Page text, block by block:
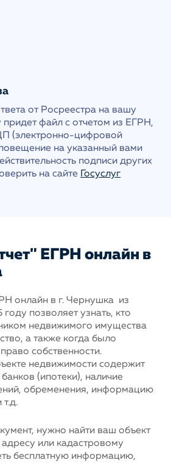
от Росреестра на вашу
придет файл с отчетом из ЕГРН,
(электронно-цифровой
на указанный вами
подписи других
на сайте
Госуслуг
ЕГРН онлайн в
онлайн в г. Чернушка из
позволяет узнать, кто
недвижимого имущества
а также когда было
собственности.
недвижимости содержит
(ипотеки), наличие
обременения, информацию
нужно найти ваш объект
адресу или кадастровому
бесплатную информацию,